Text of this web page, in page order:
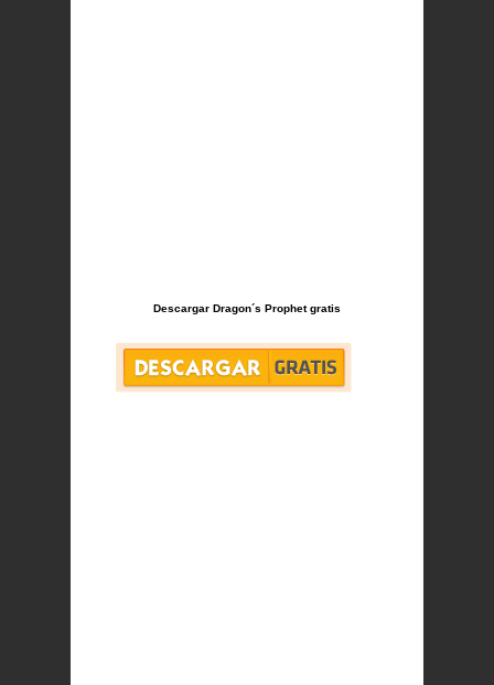
Descargar Dragon´s Prophet gratis